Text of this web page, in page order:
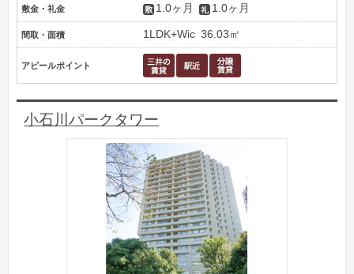
敷金・礼金 1.0ヶ月 1.0ヶ月
間取・面積 1LDK+Wic 36.03㎡
アピールポイント
小石川パークタワー